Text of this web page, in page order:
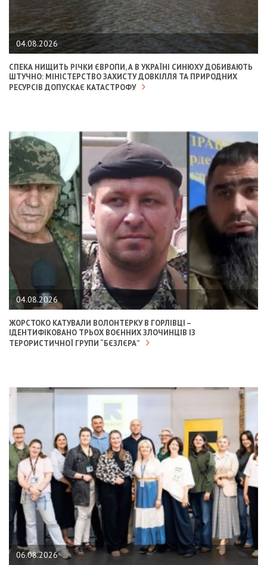
04.08.2026
СПЕКА НИЩИТЬ РІЧКИ ЄВРОПИ, А В УКРАЇНІ СИНЮХУ ДОБИВАЮТЬ
ШТУЧНО: МІНІСТЕРСТВО ЗАХИСТУ ДОВКІЛЛЯ ТА ПРИРОДНИХ
РЕСУРСІВ ДОПУСКАЄ КАТАСТРОФУ
04.08.2026
ЖОРСТОКО КАТУВАЛИ ВОЛОНТЕРКУ В ГОРЛІВЦІ –
ІДЕНТИФІКОВАНО ТРЬОХ ВОЄННИХ ЗЛОЧИНЦІВ ІЗ
ТЕРОРИСТИЧНОЇ ГРУПИ “БЄЗЛЄРА”
06.08.2026